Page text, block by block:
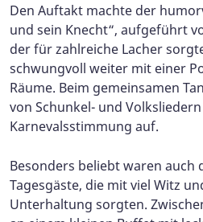
Den Auftakt machte der
und sein Knecht“, aufgeführt
der für zahlreiche Lacher
schwungvoll weiter mit einer
Räume. Beim gemeinsamen
von Schunkel- und
Karnevalsstimmung auf.
Besonders beliebt waren auch
Tagesgäste, die mit viel Witz
Unterhaltung sorgten.